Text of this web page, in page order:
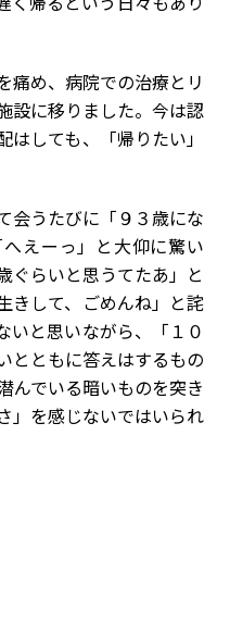
痛め、病院での治療とリ
設に移りました。今は認
しても、「帰りたい」
会うたびに「９３歳にな
えーっ」と大仰に驚い
ぐらいと思うてたあ」と
きして、ごめんね」と詫
いと思いながら、「１０
とともに答えはするもの
んでいる暗いものを突き
」を感じないではいられ